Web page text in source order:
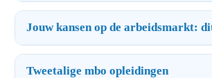
Jouw kansen op de arbeidsmarkt:
Tweetalige mbo opleidingen